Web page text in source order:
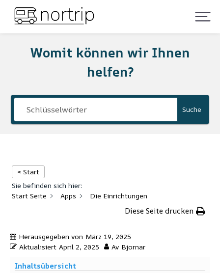
Womit können wir Ihnen
helfen?
Suche
< Start
Sie befinden sich hier:
Start Seite
Apps Die Einrichtungen
Diese Seite drucken
Herausgegeben von März 19, 2025
Aktualisiert April 2, 2025 Av Bjornar
Inhaltsübersicht